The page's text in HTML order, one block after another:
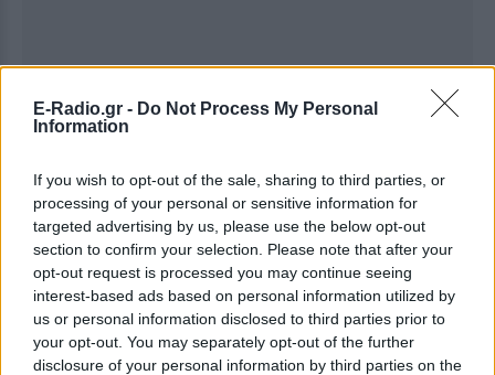
E-Radio.gr - Do Not Process My Personal
Information
If you wish to opt-out of the sale, sharing to third parties, or
processing of your personal or sensitive information for
targeted advertising by us, please use the below opt-out
section to confirm your selection. Please note that after your
opt-out request is processed you may continue seeing
interest-based ads based on personal information utilized by
us or personal information disclosed to third parties prior to
your opt-out. You may separately opt-out of the further
disclosure of your personal information by third parties on the